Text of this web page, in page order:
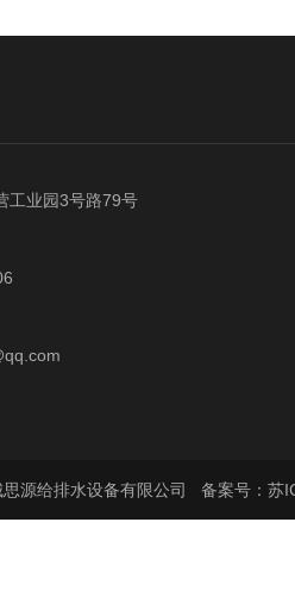
工业园3号路79号
源给排水设备有限公司 备案号：苏